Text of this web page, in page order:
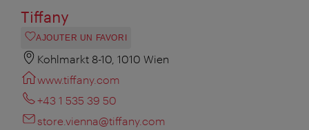
Tiffany
AJOUTER UN FAVORI
Kohlmarkt 8-10, 1010 Wien
www.tiffany.com
+43 1 535 39 50
store.vienna@tiffany.com